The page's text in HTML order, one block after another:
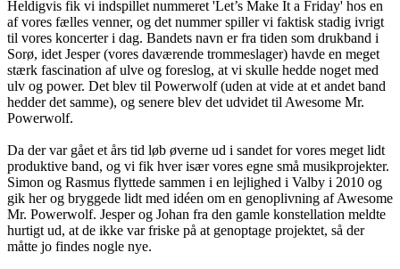
Heldigvis fik vi indspillet nummeret 'Let’s Make It a Friday' hos en
af vores fælles venner, og det nummer spiller vi faktisk stadig ivrigt
til vores koncerter i dag. Bandets navn er fra tiden som drukband i
Sorø, idet Jesper (vores daværende trommeslager) havde en meget
stærk fascination af ulve og foreslog, at vi skulle hedde noget med
ulv og power. Det blev til Powerwolf (uden at vide at et andet band
hedder det samme), og senere blev det udvidet til Awesome Mr.
Powerwolf.
Da der var gået et års tid løb øverne ud i sandet for vores meget lidt
produktive band, og vi fik hver især vores egne små musikprojekter.
Simon og Rasmus flyttede sammen i en lejlighed i Valby i 2010 og
gik her og bryggede lidt med idéen om en genoplivning af Awesome
Mr. Powerwolf. Jesper og Johan fra den gamle konstellation meldte
hurtigt ud, at de ikke var friske på at genoptage projektet, så der
måtte jo findes nogle nye.